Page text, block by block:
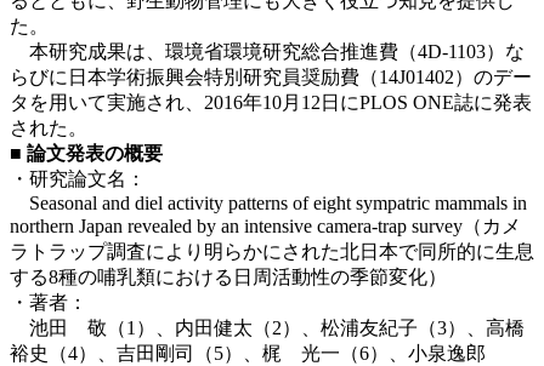
た。
本研究成果は、環境省環境研究総合推進費（4D-1103）な
らびに日本学術振興会特別研究員奨励費（14J01402）のデー
タを用いて実施され、2016年10月12日にPLOS ONE誌に発表
された。
■ 論文発表の概要
・研究論文名：
Seasonal and diel activity patterns of eight sympatric mammals in
northern Japan revealed by an intensive camera-trap survey（カメ
ラトラップ調査により明らかにされた北日本で同所的に生息
する8種の哺乳類における日周活動性の季節変化）
・著者：
池田 敬（1）、内田健太（2）、松浦友紀子（3）、高橋
裕史（4）、吉田剛司（5）、梶 光一（6）、小泉逸郎